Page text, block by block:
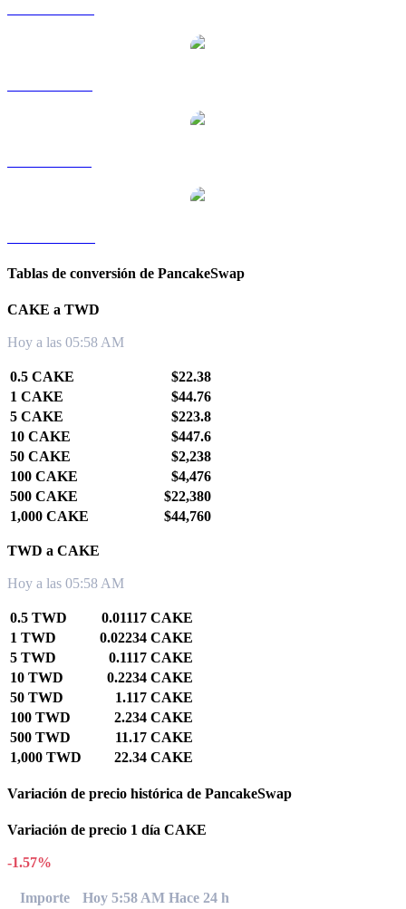
Tablas de conversión de PancakeSwap
CAKE a TWD
Hoy a las 05:58 AM
0.5 CAKE
$22.38
1 CAKE
$44.76
5 CAKE
$223.8
10 CAKE
$447.6
50 CAKE
$2,238
100 CAKE
$4,476
500 CAKE
$22,380
1,000 CAKE
$44,760
TWD a CAKE
Hoy a las 05:58 AM
0.5 TWD
0.01117 CAKE
1 TWD
0.02234 CAKE
5 TWD
0.1117 CAKE
10 TWD
0.2234 CAKE
50 TWD
1.117 CAKE
100 TWD
2.234 CAKE
500 TWD
11.17 CAKE
1,000 TWD
22.34 CAKE
Variación de precio histórica de PancakeSwap
Variación de precio 1 día CAKE
-1.57%
Importe Hoy 5:58 AM Hace 24 h